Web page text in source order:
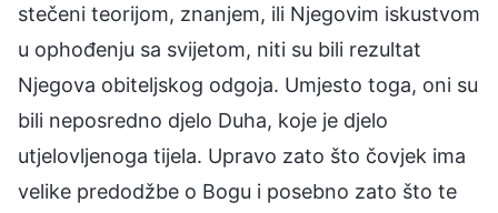
stečeni teorijom, znanjem, ili Njegovim iskustvom
u ophođenju sa svijetom, niti su bili rezultat
Njegova obiteljskog odgoja. Umjesto toga, oni su
bili neposredno djelo Duha, koje je djelo
utjelovljenoga tijela. Upravo zato što čovjek ima
velike predodžbe o Bogu i posebno zato što te